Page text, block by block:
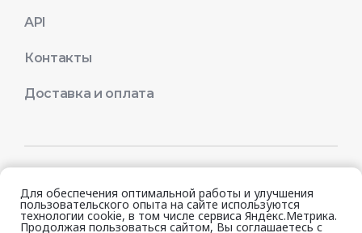
Для обеспечения оптимальной работы и улучшения
пользовательского опыта на сайте используются
технологии cookie, в том числе сервиса Яндекс.Метрика.
Продолжая пользоваться сайтом, Вы соглашаетесь с
API
Контакты
Доставка и оплата
© 2026 Quick Resto